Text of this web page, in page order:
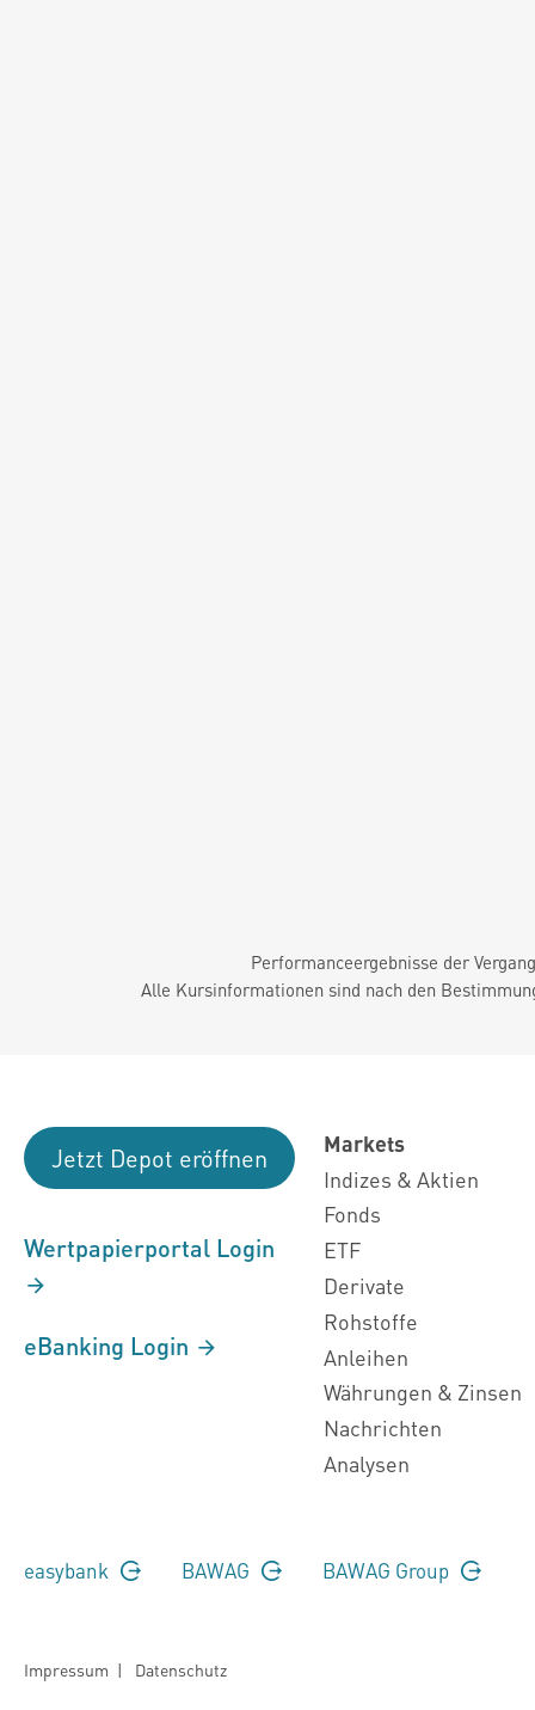
Performanceergebnisse der
Alle Kursinformationen sind nach den
Jetzt Depot eröffnen
Wertpapierportal Login
eBanking Login
Markets
Indizes & Aktien
Fonds
ETF
Derivate
Rohstoffe
Anleihen
Währungen & Zinsen
Nachrichten
Analysen
easybank BAWAG BAWAG Group
Impressum | Datenschutz